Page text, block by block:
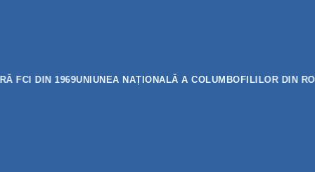
FCI DIN 1969UNIUNEA NAȚIONALĂ A COLUMBOFILILOR DIN